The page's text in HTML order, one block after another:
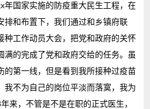
年国家实施的防疫重大民生工程，在
排和布置下，我们通过和乡镇府联
种工作动员大会，把党和政府的关怀
满的完成了党和政府交给的任务。虽
的第一线，但是看到我所接种过疫苗
我不为自己的岗位平淡而落寞，我为
来，不管是不是在职的正式医生，